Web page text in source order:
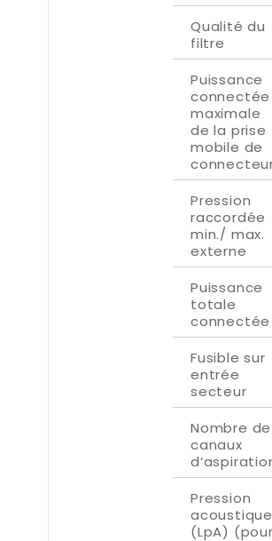
Qualité du
filtre
Puissance
connectée
maximale
de la prise
mobile de
Pression
raccordée
min./ max.
externe
Puissance
totale
connectée
Fusible sur
entrée
secteur
Nombre de
canaux
Pression
acoustique
(LpA) (pour